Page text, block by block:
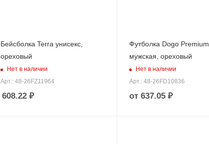
Бейсболка Terra унисекс,
ореховый
Нет в наличии
Арт.: 48-26FZ11964
608.22 ₽
Футболка Dogo Premium
мужская, ореховый
Нет в наличии
Арт.: 48-26FD10836
от 637.05 ₽